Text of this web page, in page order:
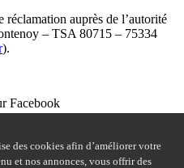
des cookies afin d’améliorer votre
et nos annonces, vous offrir des
auprès de l’autorité
– TSA 80715 – 75334
).
Facebook